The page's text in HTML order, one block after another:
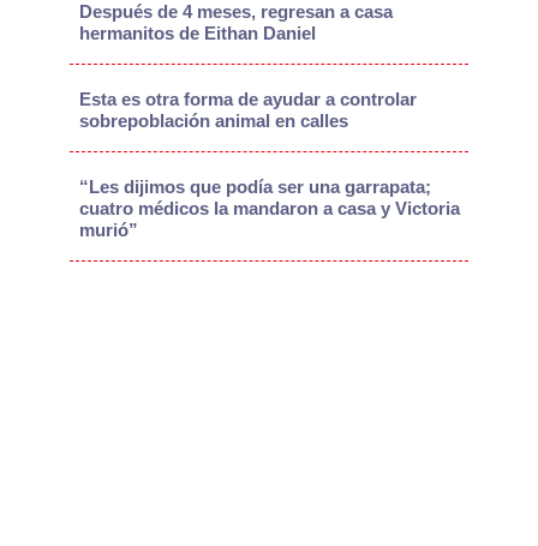
Después de 4 meses, regresan a casa
hermanitos de Eithan Daniel
Esta es otra forma de ayudar a controlar
sobrepoblación animal en calles
“Les dijimos que podía ser una garrapata;
cuatro médicos la mandaron a casa y Victoria
murió”